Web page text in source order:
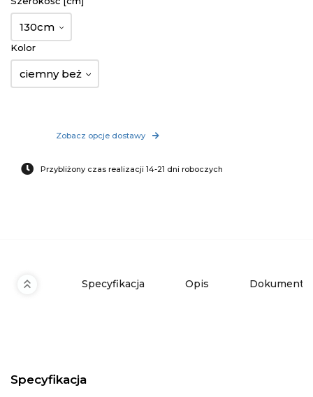
130cm
Kolor
ciemny beż
Zobacz opcje dostawy
Przybliżony czas realizacji 14-21 dni roboczych
Specyfikacja Opis Dokumenty
Specyfikacja